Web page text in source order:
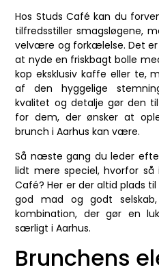
Hos Studs Café kan du
tilfredsstiller smagsløgene,
velvære og forkælelse. Det
at nyde en friskbagt bolle
kop eksklusiv kaffe eller te,
af den hyggelige
kvalitet og detalje gør den
for dem, der ønsker at
brunch i Aarhus kan være.
Så næste gang du leder
lidt mere speciel, hvorfor
Café? Her er der altid plads
god mad og godt
kombination, der gør en
særligt i Aarhus.
Brunchens